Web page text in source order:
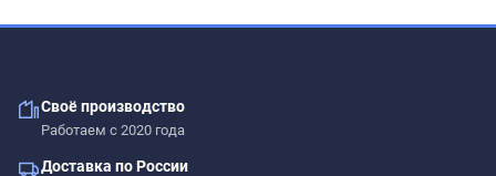
Своё производство
Работаем с 2020 года
Доставка по России